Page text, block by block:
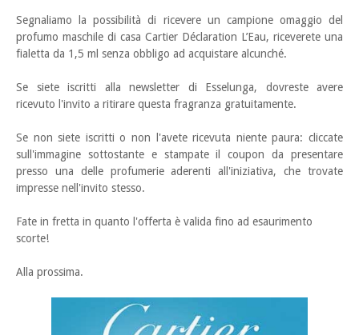
Segnaliamo la possibilità di ricevere un campione omaggio del
profumo maschile di casa Cartier Déclaration L’Eau, riceverete una
fialetta da 1,5 ml senza obbligo ad acquistare alcunché.
Se siete iscritti alla newsletter di Esselunga, dovreste avere
ricevuto l'invito a ritirare questa fragranza gratuitamente.
Se non siete iscritti o non l'avete ricevuta niente paura: cliccate
sull'immagine sottostante e stampate il coupon da presentare
presso una delle profumerie aderenti all'iniziativa, che trovate
impresse nell'invito stesso.
Fate in fretta in quanto l'offerta è valida fino ad esaurimento
scorte!
Alla prossima.